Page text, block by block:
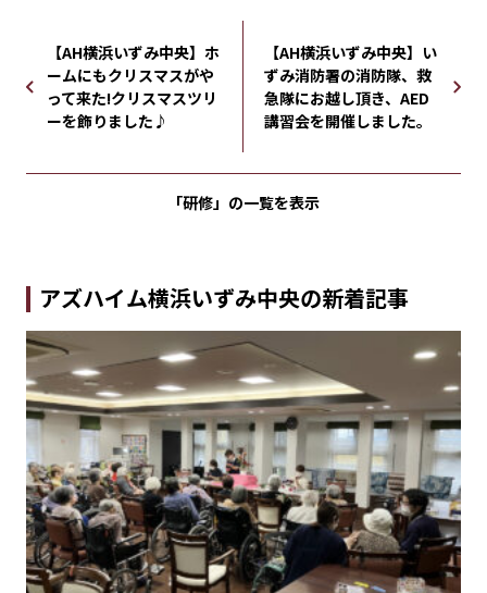
【AH横浜いずみ中央】ホ
ームにもクリスマスがや
って来た!クリスマスツリ
ーを飾りました♪
【AH横浜いずみ中央】い
ずみ消防署の消防隊、救
急隊にお越し頂き、AED
講習会を開催しました。
「研修」の一覧を表示
アズハイム横浜いずみ中央の新着記事